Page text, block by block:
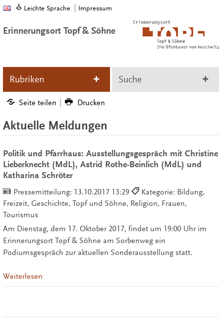
Leichte Sprache Impressum
Erinnerungsort Topf & Söhne
Rubriken Suche
Seite teilen Drucken
Aktuelle Meldungen
Politik und Pfarrhaus: Ausstellungsgespräch mit Christine
Lieberknecht (MdL), Astrid Rothe-Beinlich (MdL) und
Katharina Schröter
Pressemitteilung: 13.10.2017 13:29
Kategorie: Bildung,
Freizeit, Geschichte, Topf und Söhne, Religion, Frauen,
Tourismus
Am Dienstag, dem 17. Oktober 2017, findet um 19:00 Uhr im
Erinnerungsort Topf & Söhne am Sorbenweg ein
Podiumsgespräch zur aktuellen Sonderausstellung statt.
Weiterlesen